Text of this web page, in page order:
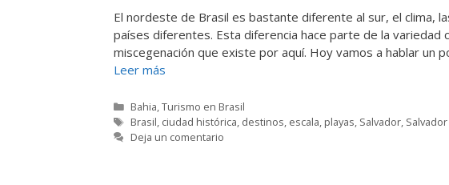
El nordeste de Brasil es bastante diferente al sur, el clima,
países diferentes. Esta diferencia hace parte de la variedad
miscegenación que existe por aquí. Hoy vamos a hablar un
Leer más
Categorías
Bahia,Turismo en Brasil
Etiquetas
Brasil, ciudad histórica, destinos, escala, playas, Salvador,
Deja un comentario